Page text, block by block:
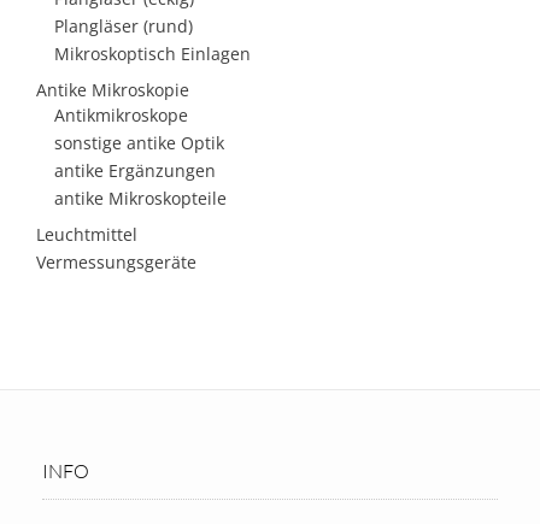
Plangläser (rund)
Mikroskoptisch Einlagen
Antike Mikroskopie
Antikmikroskope
sonstige antike Optik
antike Ergänzungen
antike Mikroskopteile
Leuchtmittel
Vermessungsgeräte
INFO